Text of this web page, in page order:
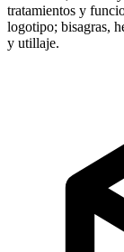
tratamientos y
logotipo; bisagras,
y utillaje.